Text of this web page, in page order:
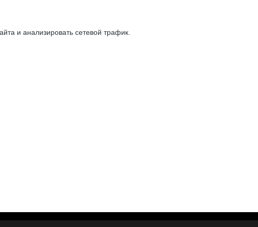
и анализировать сетевой трафик.